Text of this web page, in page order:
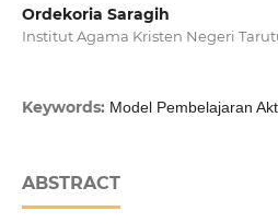
Ordekoria Saragih
Institut Agama Kristen Negeri
Keywords: Model Pembelajaran
ABSTRACT